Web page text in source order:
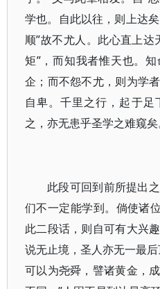
学也。自此以往，则上达
顺”故不尤人。此心直上
矩”，而知我者惟天也。
企；而不怨不尤，则为学
自卑。千里之行，起于
之，亦无患乎圣学之难窥矣
此段可回到前所提出
们不一定能学到。倘使诸
此二段话，则自可有大兴
说无止境，圣人亦无一最
可以为尧舜，譬诸黄金，